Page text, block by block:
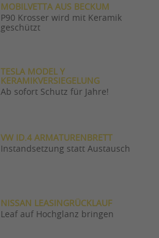
MOBILVETTA AUS BECKUM
P90 Krosser wird mit Keramik
geschützt
TESLA MODEL Y
KERAMIKVERSIEGELUNG
Ab sofort Schutz für Jahre!
VW ID.4 ARMATURENBRETT
Instandsetzung statt Austausch
NISSAN LEASINGRÜCKLAUF
Leaf auf Hochglanz bringen